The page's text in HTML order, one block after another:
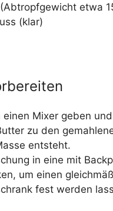
etwa
(klar)
einen Mixer geben
zu den
entsteht.
in eine mit
um einen
fest werden